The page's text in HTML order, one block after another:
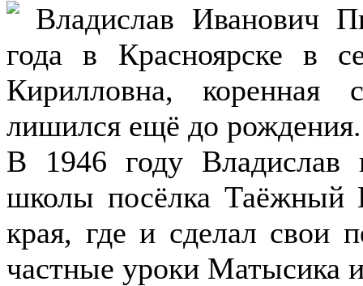
Владислав Иванович
года в Красноярске в
Кирилловна, коренная
лишился ещё до рождения.
В 1946 году Владислав
школы посёлка Таёжный
края, где и сделал свои
частные уроки Матысика